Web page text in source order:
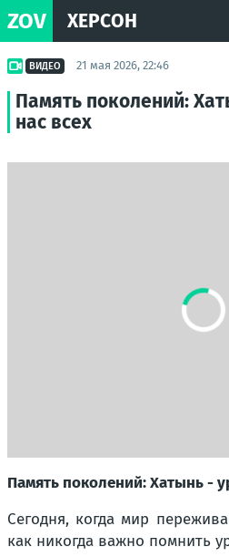
ZOV ХЕРСОН
ВИДЕО 21 мая 2026, 22:46
Память поколений:
нас всех
Память поколений: Хатынь -
Сегодня, когда мир
как никогда важно помнить